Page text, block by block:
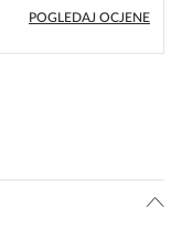
POGLEDAJ OCJENE